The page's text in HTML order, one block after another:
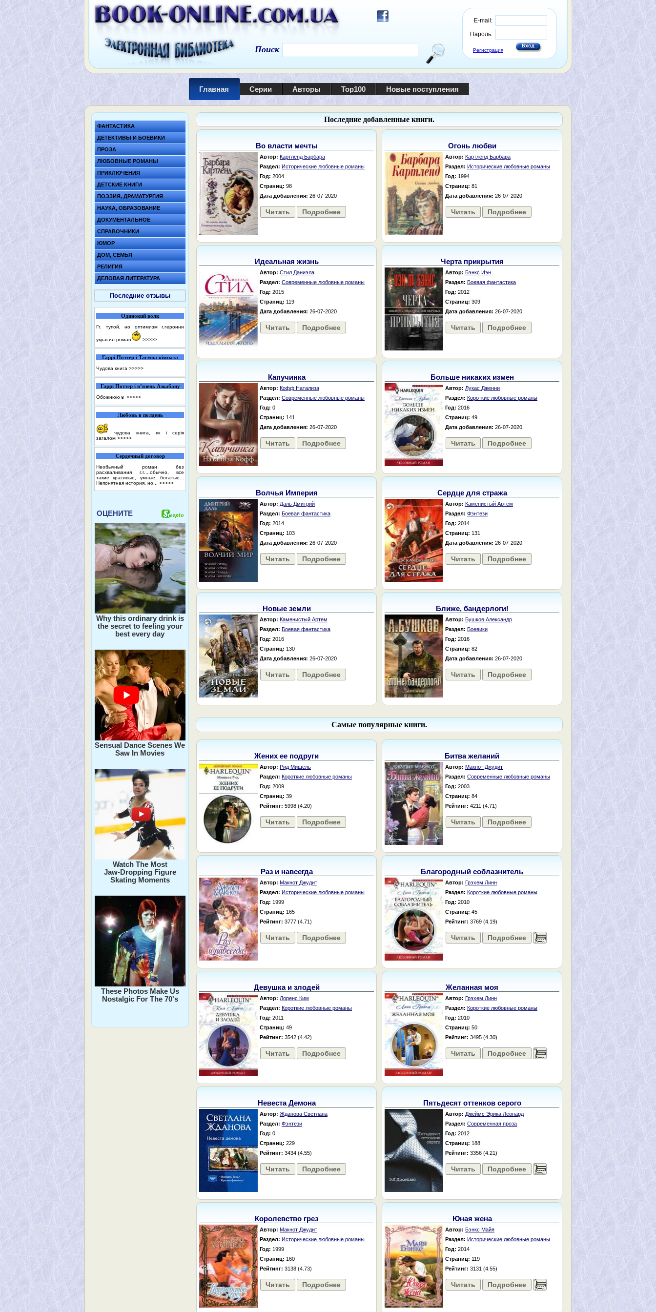
E-mail:
Пароль:
Регистрация
Поиск
Главная Серии Авторы Top100 Новые поступления
ФАНТАСТИКА
ДЕТЕКТИВЫ И БОЕВИКИ
ПРОЗА
ЛЮБОВНЫЕ РОМАНЫ
ПРИКЛЮЧЕНИЯ
ДЕТСКИЕ КНИГИ
ПОЭЗИЯ, ДРАМАТУРГИЯ
НАУКА, ОБРАЗОВАНИЕ
ДОКУМЕНТАЛЬНОЕ
СПРАВОЧНИКИ
ЮМОР
ДОМ, СЕМЬЯ
РЕЛИГИЯ
ДЕЛОВАЯ ЛИТЕРАТУРА
Последние отзывы
Одинокий волк
Гг. тупой, но оптимизм г.героини
украсил роман >>>>>
Гаррі Поттер і Таємна кімната
Чудова книга >>>>>
Гаррі Поттер і в’язень Азкабану
Обожнюю☺️ >>>>>
Любовь в полдень
чудова книга, як і серія
загалом >>>>>
Сердечный договор
Необычный роман без
расхваливания г.г....обычно, все
такие красивые, умные, богатые...
Непонятная история, но... >>>>>
ОЦЕНИТЕ
Why this ordinary drink is
the secret to feeling your
best every day
Sensual Dance Scenes We
Saw In Movies
Watch The Most
Jaw‑Dropping Figure
Skating Moments
These Photos Make Us
Nostalgic For The 70's
Последние добавленные книги.
Во власти мечты
Автор: Картленд Барбара
Раздел: Исторические любовные романы
Год: 2004
Страниц: 98
Дата добавления: 26-07-2020
Читать Подробнее
Огонь любви
Автор: Картленд Барбара
Раздел: Исторические любовные романы
Год: 1994
Страниц: 81
Дата добавления: 26-07-2020
Читать Подробнее
Идеальная жизнь
Автор: Стил Даниэла
Раздел: Современные любовные романы
Год: 2015
Страниц: 119
Дата добавления: 26-07-2020
Читать Подробнее
Черта прикрытия
Автор: Бэнкс Иэн
Раздел: Боевая фантастика
Год: 2012
Страниц: 309
Дата добавления: 26-07-2020
Читать Подробнее
Капучинка
Автор: Кофф Натализа
Раздел: Современные любовные романы
Год: 0
Страниц: 141
Дата добавления: 26-07-2020
Читать Подробнее
Больше никаких измен
Автор: Лукас Дженни
Раздел: Короткие любовные романы
Год: 2016
Страниц: 49
Дата добавления: 26-07-2020
Читать Подробнее
Волчья Империя
Автор: Даль Дмитрий
Раздел: Боевая фантастика
Год: 2014
Страниц: 103
Дата добавления: 26-07-2020
Читать Подробнее
Сердце для стража
Автор: Каменистый Артем
Раздел: Фэнтези
Год: 2014
Страниц: 131
Дата добавления: 26-07-2020
Читать Подробнее
Новые земли
Автор: Каменистый Артем
Раздел: Боевая фантастика
Год: 2016
Страниц: 130
Дата добавления: 26-07-2020
Читать Подробнее
Ближе, бандерлоги!
Автор: Бушков Александр
Раздел: Боевики
Год: 2016
Страниц: 82
Дата добавления: 26-07-2020
Читать Подробнее
Самые популярные книги.
Жених ее подруги
Автор: Рид Мишель
Раздел: Короткие любовные романы
Год: 2009
Страниц: 39
Рейтинг: 5998 (4.20)
Читать Подробнее
Битва желаний
Автор: Макнот Джудит
Раздел: Современные любовные романы
Год: 2003
Страниц: 84
Рейтинг: 4211 (4.71)
Читать Подробнее
Раз и навсегда
Автор: Макнот Джудит
Раздел: Исторические любовные романы
Год: 1999
Страниц: 165
Рейтинг: 3777 (4.71)
Читать Подробнее
Благородный соблазнитель
Автор: Грэхем Линн
Раздел: Короткие любовные романы
Год: 2010
Страниц: 45
Рейтинг: 3769 (4.19)
Читать Подробнее ......
Девушка и злодей
Автор: Лоренс Ким
Раздел: Короткие любовные романы
Год: 2011
Страниц: 49
Рейтинг: 3542 (4.42)
Читать Подробнее
Желанная моя
Автор: Грэхем Линн
Раздел: Короткие любовные романы
Год: 2010
Страниц: 50
Рейтинг: 3495 (4.30)
Читать Подробнее ......
Невеста Демона
Автор: Жданова Светлана
Раздел: Фэнтези
Год: 0
Страниц: 229
Рейтинг: 3434 (4.55)
Читать Подробнее
Пятьдесят оттенков серого
Автор: Джеймс Эрика Леонард
Раздел: Современная проза
Год: 2012
Страниц: 188
Рейтинг: 3356 (4.21)
Читать Подробнее ......
Королевство грез
Автор: Макнот Джудит
Раздел: Исторические любовные романы
Год: 1999
Страниц: 160
Рейтинг: 3138 (4.73)
Читать Подробнее
Юная жена
Автор: Бэнкс Майя
Раздел: Исторические любовные романы
Год: 2014
Страниц: 119
Рейтинг: 3131 (4.55)
Читать Подробнее ......